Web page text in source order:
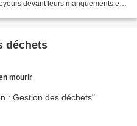
devant leurs manquements est
déchets
mourir